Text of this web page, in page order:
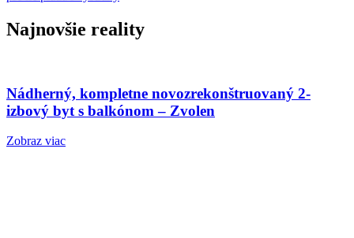
Najnovšie reality
Nádherný, kompletne novozrekonštruovaný 2-
izbový byt s balkónom – Zvolen
Zobraz viac